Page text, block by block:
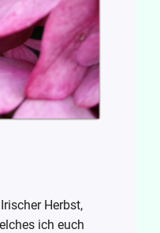
Herbst,
ich euch